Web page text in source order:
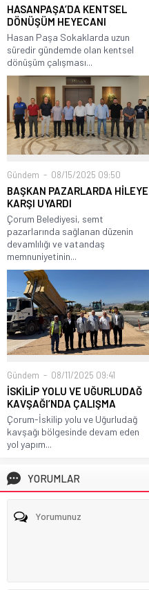
HASANPAŞA’DA KENTSEL
DÖNÜŞÜM HEYECANI
Hasan Paşa Sokaklarda uzun
süredir gündemde olan kentsel
dönüşüm çalışması...
Gündem 08/15/2025 09:50
BAŞKAN PAZARLARDA HİLEYE
KARŞI UYARDI
Çorum Belediyesi, semt
pazarlarında sağlanan düzenin
devamlılığı ve vatandaş
memnuniyetinin...
Gündem 08/11/2025 09:41
İSKİLİP YOLU VE UĞURLUDAĞ
KAVŞAĞI’NDA ÇALIŞMA
Çorum-İskilip yolu ve Uğurludağ
kavşağı bölgesinde devam eden
yol yapım...
YORUMLAR